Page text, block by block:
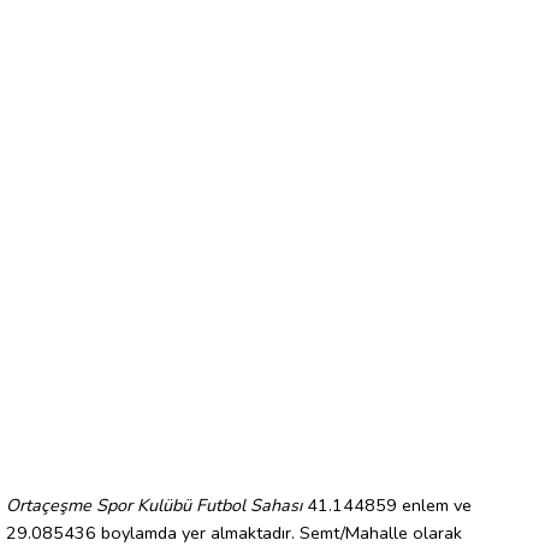
Ortaçeşme Spor Kulübü Futbol Sahası41.144859 enlem ve
29.085436 boylamda yer almaktadır. Semt/Mahalle olarak